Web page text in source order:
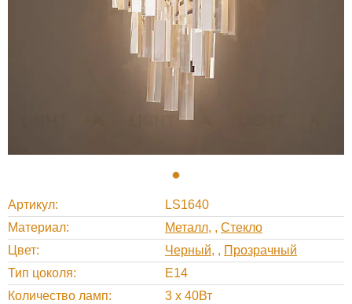
Артикул
LS1640
Материал
Металл , Стекло
Цвет
Черный , Прозрачный
Тип цоколя
E14
Количество ламп
3 x 40Вт